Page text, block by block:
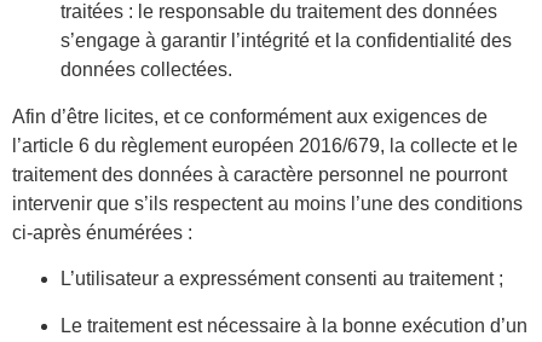
traitées : le responsable du traitement des données
s’engage à garantir l’intégrité et la confidentialité des
données collectées.
Afin d’être licites, et ce conformément aux exigences de
l’article 6 du règlement européen 2016/679, la collecte et le
traitement des données à caractère personnel ne pourront
intervenir que s’ils respectent au moins l’une des conditions
ci-après énumérées :
L’utilisateur a expressément consenti au traitement ;
Le traitement est nécessaire à la bonne exécution d’un